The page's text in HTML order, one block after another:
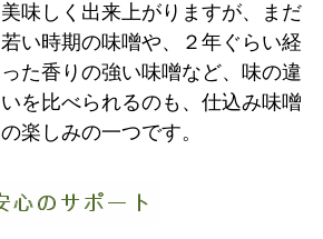
美味しく出来上がりますが、まだ
若い時期の味噌や、２年ぐらい経
った香りの強い味噌など、味の違
いを比べられるのも、仕込み味噌
の楽しみの一つです。